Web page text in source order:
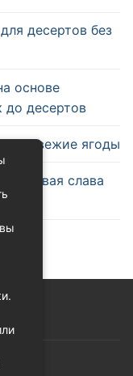
десертов без
основе
до десертов
свежие ягоды
и новая слава